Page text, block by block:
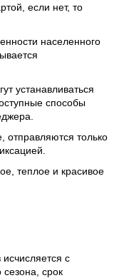
если нет, то
населенного
устанавливаться
способы
отправляются только
теплое и красивое
с
срок